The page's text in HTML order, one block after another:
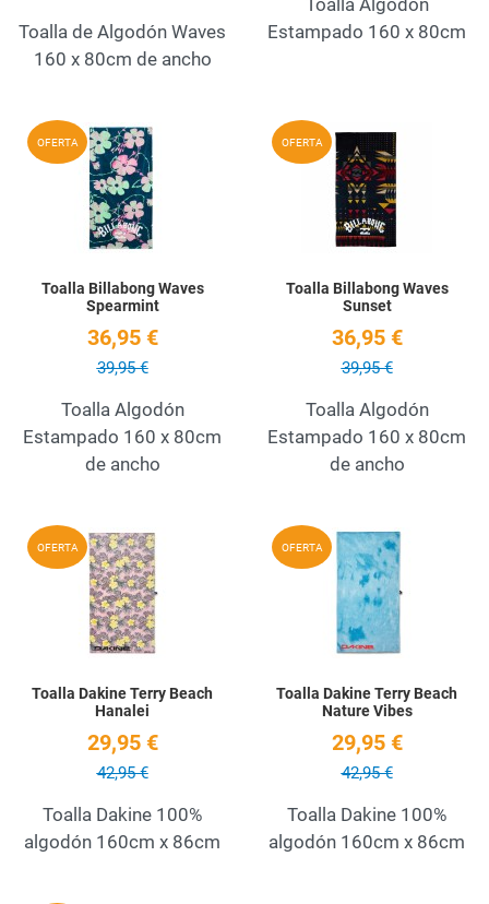
Toalla de Algodón Waves
160 x 80cm de ancho
Estampado 160 x 80cm
OFERTA Add to Wishlist
Toalla Billabong Waves
Spearmint
36,95 €
39,95 €
Toalla Algodón
Estampado 160 x 80cm
de ancho
OFERTA
Toalla Billabong Waves
Sunset
36,95 €
39,95 €
Toalla Algodón
Estampado 160 x 80cm
de ancho
OFERTA Add to Wishlist
Toalla Dakine Terry Beach
Hanalei
29,95 €
42,95 €
Toalla Dakine 100%
algodón 160cm x 86cm
OFERTA
Toalla Dakine Terry Beach
Nature Vibes
29,95 €
42,95 €
Toalla Dakine 100%
algodón 160cm x 86cm